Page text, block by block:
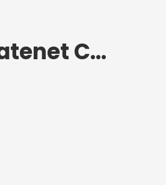
Stötdämpare Fram Chatenet CH26/40/46